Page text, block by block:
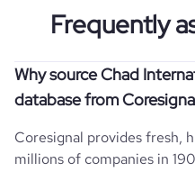
Frequently
Why source Chad
database from
Coresignal provides fresh,
millions of companies in